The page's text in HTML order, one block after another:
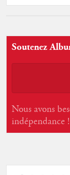
Soutenez
Nous avons
indépendance !